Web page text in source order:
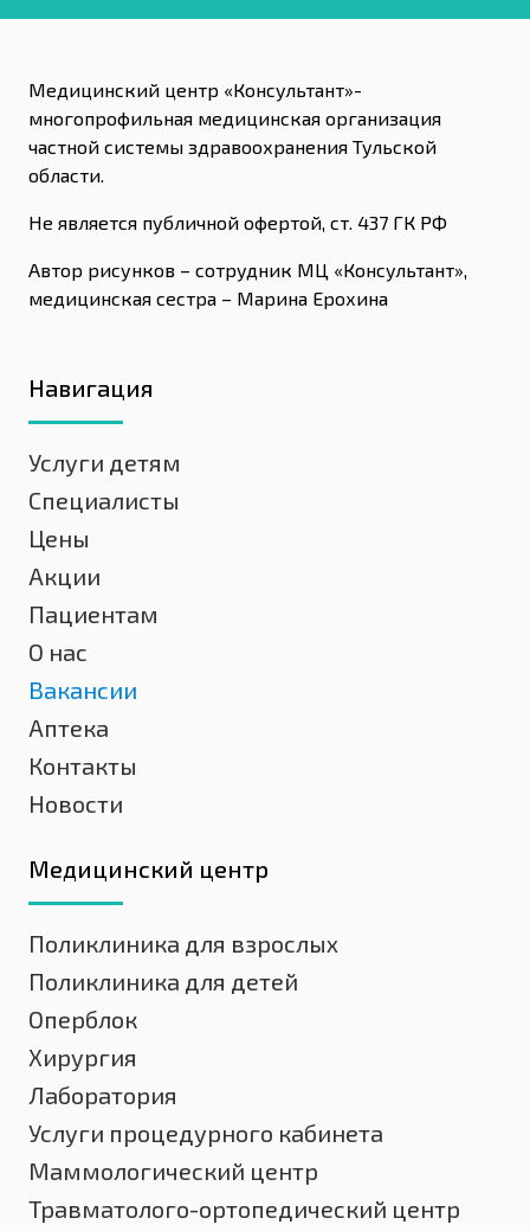
Медицинский центр «Консультант»-
многопрофильная медицинская организация
частной системы здравоохранения Тульской
области.
Не является публичной офертой, ст. 437 ГК РФ
Автор рисунков – сотрудник МЦ «Консультант»,
медицинская сестра – Марина Ерохина
Навигация
Услуги детям
Специалисты
Цены
Акции
Пациентам
О нас
Вакансии
Аптека
Контакты
Новости
Медицинский центр
Поликлиника для взрослых
Поликлиника для детей
Оперблок
Хирургия
Лаборатория
Услуги процедурного кабинета
Маммологический центр
Травматолого-ортопедический центр